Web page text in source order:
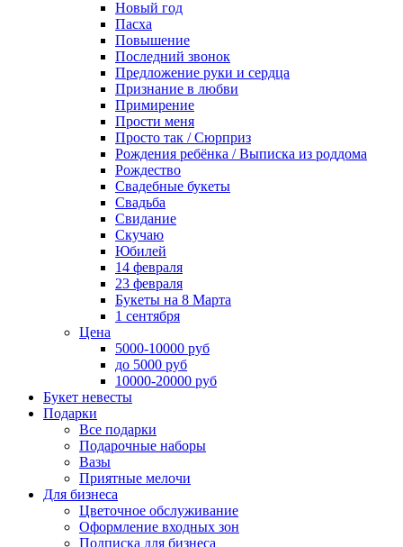
Новый год
Пасха
Повышение
Последний звонок
Предложение руки и сердца
Признание в любви
Примирение
Прости меня
Просто так / Сюрприз
Рождения ребёнка / Выписка из роддома
Рождество
Свадебные букеты
Свадьба
Свидание
Скучаю
Юбилей
14 февраля
23 февраля
Букеты на 8 Марта
1 сентября
Цена
5000-10000 руб
до 5000 руб
10000-20000 руб
Букет невесты
Подарки
Все подарки
Подарочные наборы
Вазы
Приятные мелочи
Для бизнеса
Цветочное обслуживание
Оформление входных зон
Подписка для бизнеса